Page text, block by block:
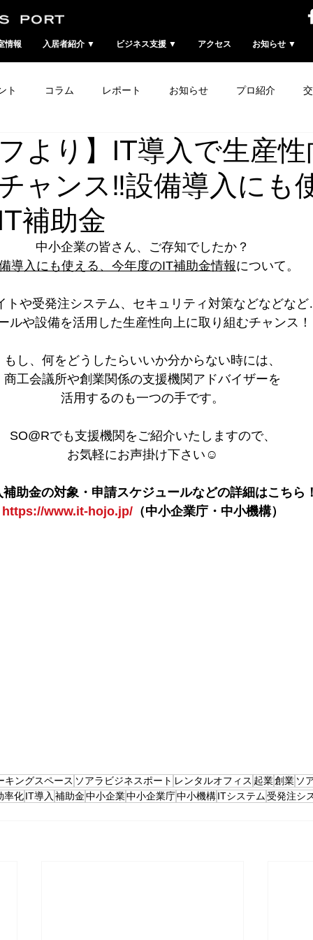
情報 入居者紹介 ▼ ビジネス支援 ▼ アクセス お知らせ ▼
ト コラム レポート お知らせ プロ紹介
フより】IT導入で生産
ャンス‼設備導入にも
補助金
中小企業の皆さん、ご存知でしたか？
導入にも使える、今年度のIT補助金情報について。
トや受発注システム、セキュリティ対策などなどな
ルや設備を活用した生産性向上に取り組むチャンス！
もし、何をどうしたらいいか分からない時には、
商工会議所や創業関係の支援機関アドバイザーを
活用するのも一つの手です。
SO@Rでも支援機関をご紹介いたしますので、
お気軽にお声掛け下さい☺
補助金の対象・申請スケジュールなどの詳細はこちら
https://www.it-hojo.jp/（中小企業庁・中小機構）
キングスペース ソアラビジネスポート レンタルオフィス 起業創業 ソ
率化IT導入 補助金中小企業中小企業庁中小機構ITシステム受発注シ